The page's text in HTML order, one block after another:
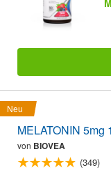
Neu
MELATONIN 5mg
von BIOVEA
(349)